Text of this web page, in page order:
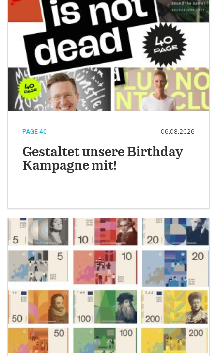
PAGE 40 06.08.2026
Gestaltet unsere Birthday
Kampagne mit!